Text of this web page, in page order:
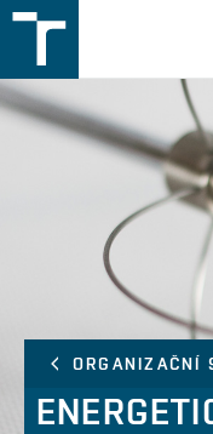
v
Brně
ORGANIZAČNÍ